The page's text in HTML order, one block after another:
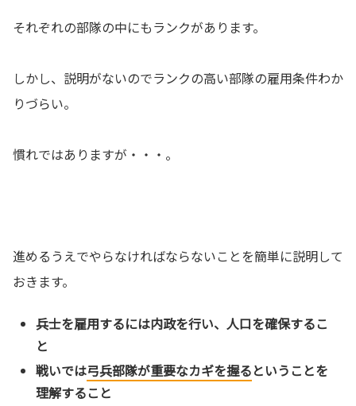
それぞれの部隊の中にもランクがあります。
しかし、説明がないのでランクの高い部隊の雇用条件わか
りづらい。
慣れではありますが・・・。
進めるうえでやらなければならないことを簡単に説明して
おきます。
兵士を雇用するには内政を行い、人口を確保するこ
と
戦いでは弓兵部隊が重要なカギを握るということを
理解すること